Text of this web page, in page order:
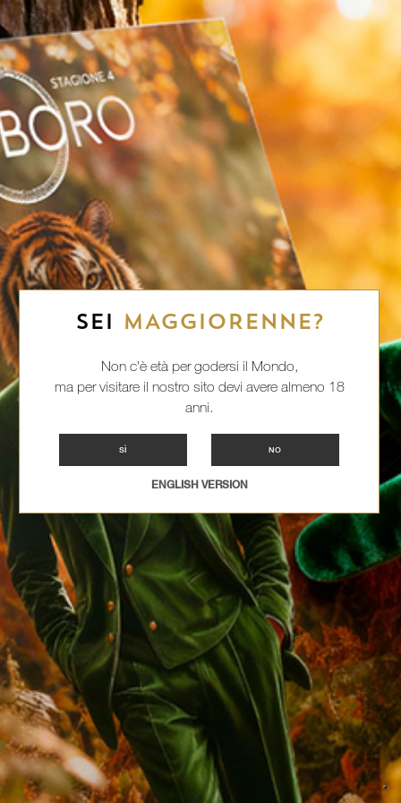
SEI MAGGIORENNE?
Non c'è età per godersi il Mondo,
ma per visitare il nostro sito devi avere almeno 18
anni.
SÌ NO
ENGLISH VERSION